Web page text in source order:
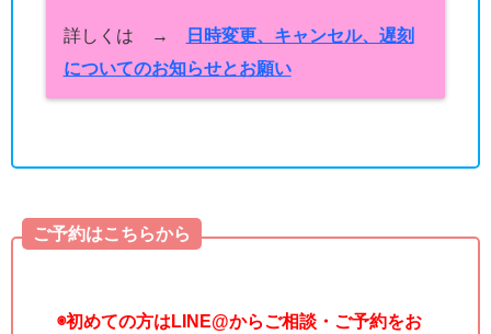
詳しくは →
日時変更、キャンセル、遅刻
についてのお知らせとお願い
ご予約はこちらから
◉初めての方はLINE@からご相談・ご予約をお